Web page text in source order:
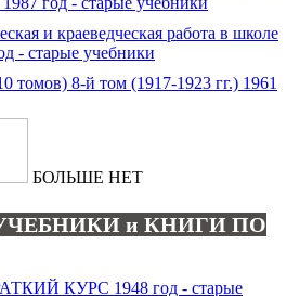
БОЛЬШЕ НЕТ
и КНИГИ ПО